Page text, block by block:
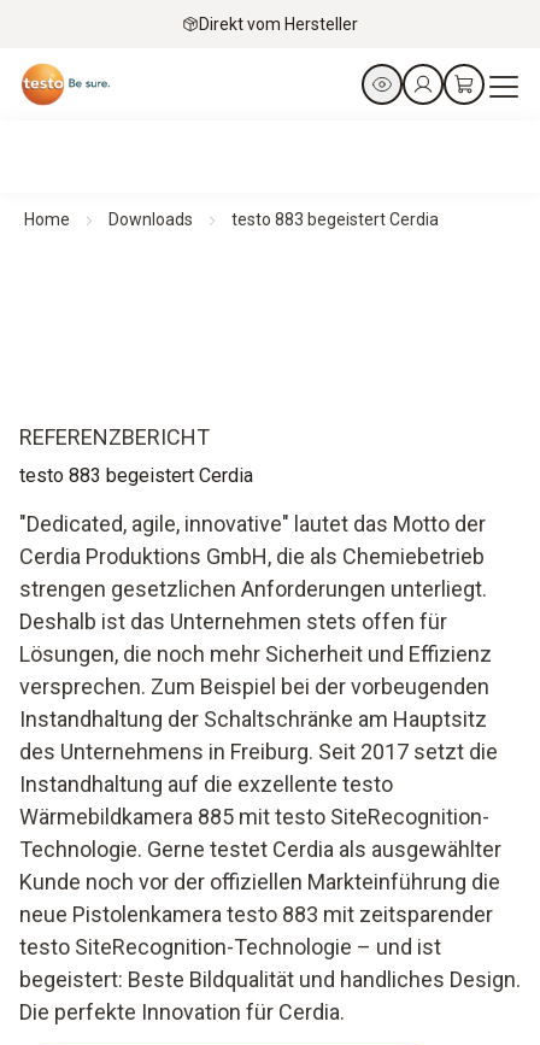
Direkt vom Hersteller
Home Downloads testo 883 begeistert Cerdia
REFERENZBERICHT
testo 883 begeistert Cerdia
"Dedicated, agile, innovative" lautet das Motto der
Cerdia Produktions GmbH, die als Chemiebetrieb
strengen gesetzlichen Anforderungen unterliegt.
Deshalb ist das Unternehmen stets offen für
Lösungen, die noch mehr Sicherheit und Effizienz
versprechen. Zum Beispiel bei der vorbeugenden
Instandhaltung der Schaltschränke am Hauptsitz
des Unternehmens in Freiburg. Seit 2017 setzt die
Instandhaltung auf die exzellente testo
Wärmebildkamera 885 mit testo SiteRecognition-
Technologie. Gerne testet Cerdia als ausgewählter
Kunde noch vor der offiziellen Markteinführung die
neue Pistolenkamera testo 883 mit zeitsparender
testo SiteRecognition-Technologie – und ist
begeistert: Beste Bildqualität und handliches Design.
Die perfekte Innovation für Cerdia.